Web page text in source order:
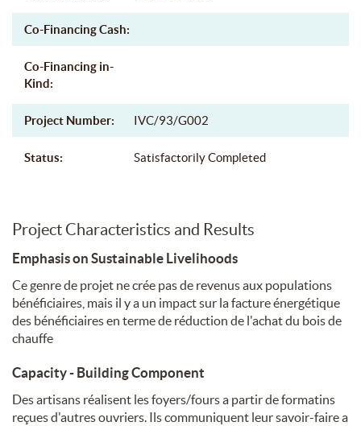
Co-Financing Cash:
Co-Financing in-
Kind:
Project Number: IVC/93/G002
Status: Satisfactorily Completed
Project Characteristics and Results
Emphasis on Sustainable Livelihoods
Ce genre de projet ne crée pas de revenus aux populations
bénéficiaires, mais il y a un impact sur la facture énergétique
des bénéficiaires en terme de réduction de l'achat du bois de
chauffe
Capacity - Building Component
Des artisans réalisent les foyers/fours a partir de formatins
reçues d'autres ouvriers. Ils communiquent leur savoir-faire a